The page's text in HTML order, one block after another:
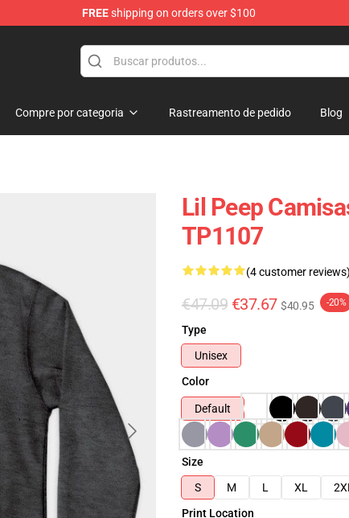
FREEshipping on orders over $100
Compre por categoria Rastreamento de pedido Blog
Lil Peep
TP1107
(4 customer reviews)
€47.09 €37.67 $40.95 -20%
Type
Unisex
Color
Default
Size
S
M L XL 2XL
Print Location